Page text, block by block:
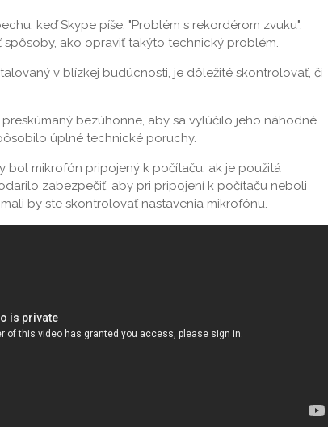
keď Skype píše: "Problém s rekordérom zvuku",
ako opraviť takýto technický problém.
v blízkej budúcnosti, je dôležité skontrolovať, či
bezúhonne, aby sa vylúčilo jeho náhodné
úplné technické poruchy.
bol mikrofón pripojený k počítaču, ak je použitá
zabezpečiť, aby pri pripojení k počítaču neboli
by ste skontrolovať nastavenia mikrofónu.